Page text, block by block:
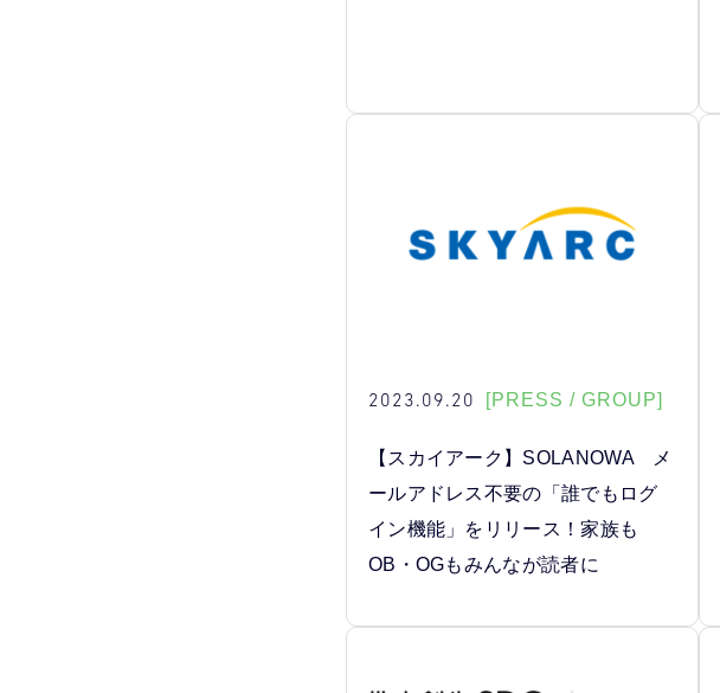
2023.09.20 [PRESS / GROUP]
【スカイアーク】SOLANOWA メ
ールアドレス不要の「誰でもログ
イン機能」をリリース！家族も
OB・OGもみんなが読者に